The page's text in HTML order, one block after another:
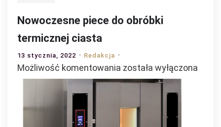
Nowoczesne piece do obróbki
termicznej ciasta
13 stycznia, 2022 Redakcja
Możliwość komentowania Nowoczesne
piece
obróbki
termicznej
została wyłączona